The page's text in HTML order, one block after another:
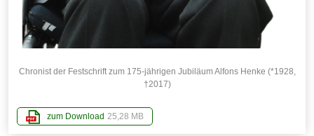
Chronist der Festschrift zum 175-jährigen Jubiläum Alfons Henke (*1928,
†2017)
zum Download 25,28 MB